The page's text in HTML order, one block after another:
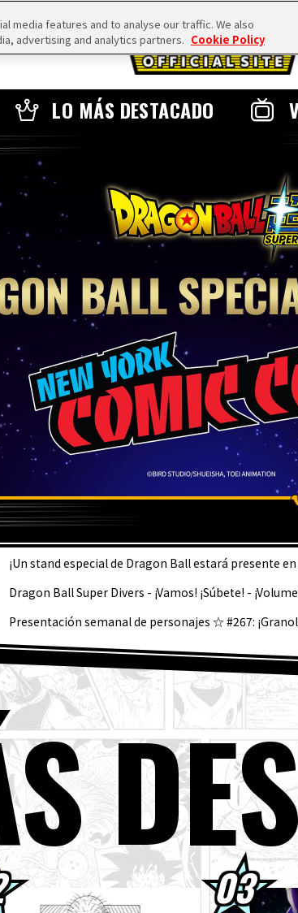
LO MÁS DESTACADO
¡Un stand especial de Dragon Ball estará presente
Dragon Ball Super Divers - ¡Vamos! ¡Súbete! -
Presentación semanal de personajes ☆ #267:
¡Ya está a la venta la edición de septiembre de
de Dragon Ball SD y todos los divertidos extras!
[3 de agosto] ¡Noticias semanales de Dragon Ball !
¡Super Saiyan Goku se une a la serie BLOOD OF
¡Los packs de avance de Dragon Ball Super Divers:
venta!
DRAGON BALL: ¡Sparking! ¡Llega el nuevo DLC NEO
¡Mira las imágenes de las nuevas características!
[¡Entrevista con Hironobu Kageyama!] ¡Ya está
DRAGON BALL: Sparking! ZERO para el nuevo DLC
[#101] Toyotarou intentó dibujar: ¡Un cierto
Destruction Beerus!
media features and to analyse our traffic. We also
advertising and analytics partners. Cookie Policy